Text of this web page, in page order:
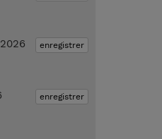
enregistrer
enregistrer